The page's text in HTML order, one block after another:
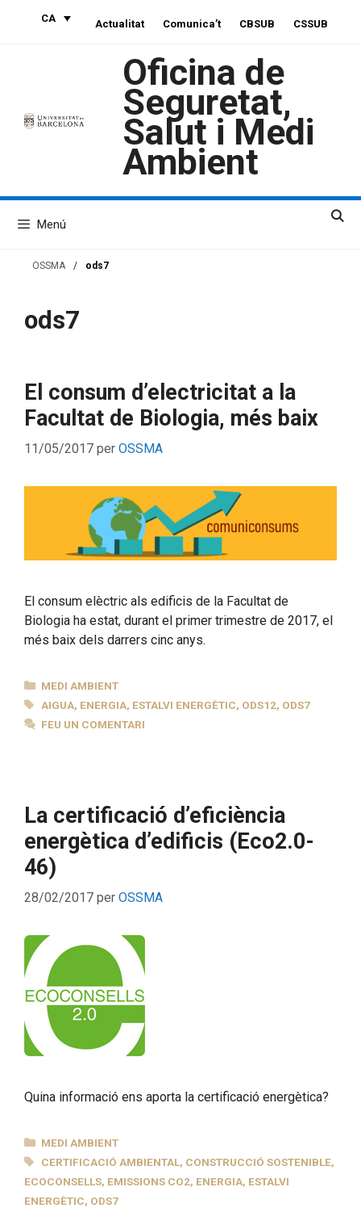
CA Actualitat Comunica’t CBSUB CSSUB
Oficina de
Seguretat,
Salut i Medi
Ambient
Menú
OSSMA / ods7
ods7
El consum d’electricitat a la
Facultat de Biologia, més baix
11/05/2017 per OSSMA
El consum elèctric als edificis de la Facultat de
Biologia ha estat, durant el primer trimestre de 2017, el
més baix dels darrers cinc anys.
CATEGORIES
MEDI AMBIENT
ETIQUETES
AIGUA, ENERGIA, ESTALVI ENERGÈTIC, ODS12, ODS7
FEU UN COMENTARI
La certificació d’eficiència
energètica d’edificis (Eco2.0-
46)
28/02/2017 per OSSMA
Quina informació ens aporta la certificació energètica?
CATEGORIES
MEDI AMBIENT
ETIQUETES
CERTIFICACIÓ AMBIENTAL, CONSTRUCCIÓ SOSTENIBLE,
ECOCONSELLS, EMISSIONS CO2, ENERGIA, ESTALVI
ENERGÈTIC, ODS7